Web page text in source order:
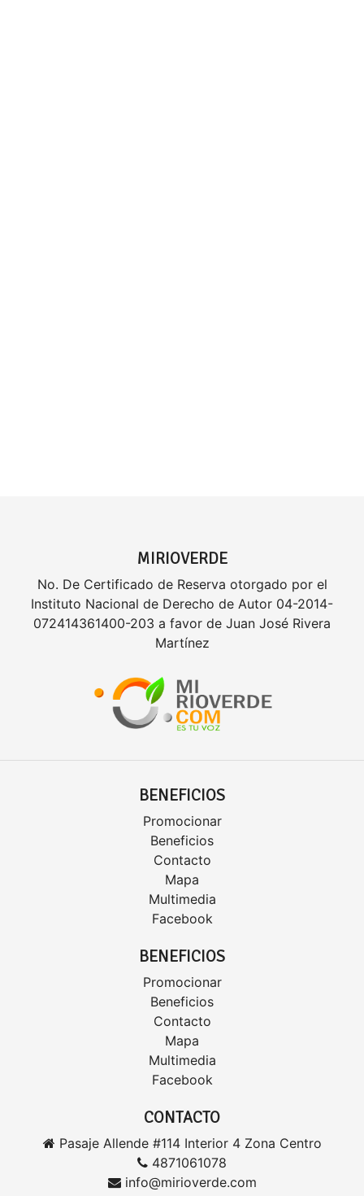
MIRIOVERDE
No. De Certificado de Reserva otorgado por el
Instituto Nacional de Derecho de Autor 04-2014-
072414361400-203 a favor de Juan José Rivera
Martínez
BENEFICIOS
Promocionar
Beneficios
Contacto
Mapa
Multimedia
Facebook
BENEFICIOS
Promocionar
Beneficios
Contacto
Mapa
Multimedia
Facebook
CONTACTO
Pasaje Allende #114 Interior 4 Zona Centro
4871061078
info@mirioverde.com